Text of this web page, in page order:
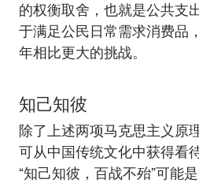
的权衡取舍，也就是公共支
于满足公民日常需求消费品
年相比更大的挑战。
知己知彼
除了上述两项马克思主义原
可从中国传统文化中获得看
“知己知彼，百战不殆”可能